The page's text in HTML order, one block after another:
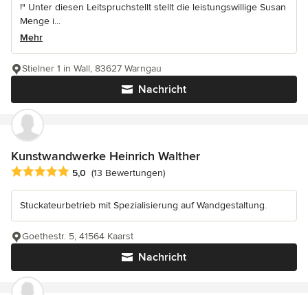
!" Unter diesen Leitspruchstellt stellt die leistungswillige Susan
Menge i...
Mehr
Nachricht
Stielner 1 in Wall, 83627 Warngau
Kunstwandwerke Heinrich Walther
Durchschnittliche Bewertung: 5 von 5 Sternen
5,0 (13 Bewertungen)
Stuckateurbetrieb mit Spezialisierung auf Wandgestaltung.
Nachricht
Goethestr. 5, 41564 Kaarst